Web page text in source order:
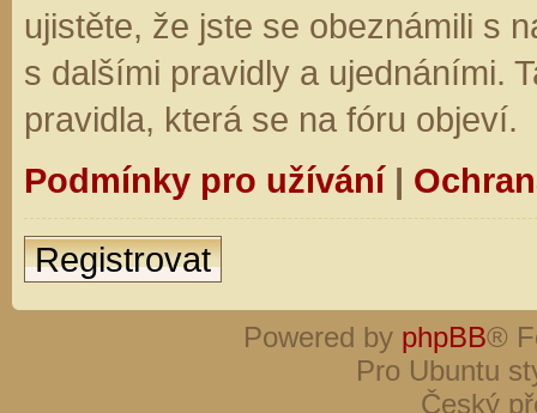
ujistěte, že jste se obeznámili s
s dalšími pravidly a ujednáními.
pravidla, která se na fóru objeví.
Podmínky pro užívání|
Registrovat
Powered by phpBB®
Pro Ubuntu
Český